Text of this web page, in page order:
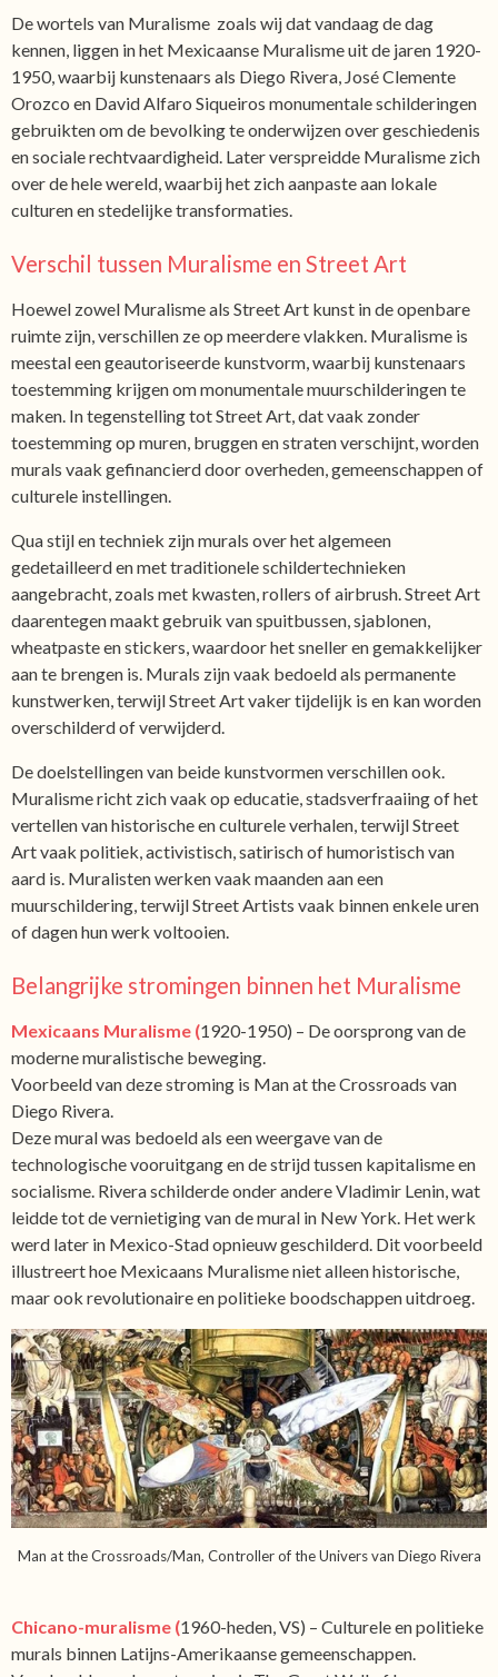
De wortels van Muralisme zoals wij dat vandaag de dag
kennen, liggen in het Mexicaanse Muralisme uit de jaren 1920-
1950, waarbij kunstenaars als Diego Rivera, José Clemente
Orozco en David Alfaro Siqueiros monumentale schilderingen
gebruikten om de bevolking te onderwijzen over geschiedenis
en sociale rechtvaardigheid. Later verspreidde Muralisme zich
over de hele wereld, waarbij het zich aanpaste aan lokale
culturen en stedelijke transformaties.
Verschil tussen Muralisme en Street Art
Hoewel zowel Muralisme als Street Art kunst in de openbare
ruimte zijn, verschillen ze op meerdere vlakken. Muralisme is
meestal een geautoriseerde kunstvorm, waarbij kunstenaars
toestemming krijgen om monumentale muurschilderingen te
maken. In tegenstelling tot Street Art, dat vaak zonder
toestemming op muren, bruggen en straten verschijnt, worden
murals vaak gefinancierd door overheden, gemeenschappen of
culturele instellingen.
Qua stijl en techniek zijn murals over het algemeen
gedetailleerd en met traditionele schildertechnieken
aangebracht, zoals met kwasten, rollers of airbrush. Street Art
daarentegen maakt gebruik van spuitbussen, sjablonen,
wheatpaste en stickers, waardoor het sneller en gemakkelijker
aan te brengen is. Murals zijn vaak bedoeld als permanente
kunstwerken, terwijl Street Art vaker tijdelijk is en kan worden
overschilderd of verwijderd.
De doelstellingen van beide kunstvormen verschillen ook.
Muralisme richt zich vaak op educatie, stadsverfraaiing of het
vertellen van historische en culturele verhalen, terwijl Street
Art vaak politiek, activistisch, satirisch of humoristisch van
aard is. Muralisten werken vaak maanden aan een
muurschildering, terwijl Street Artists vaak binnen enkele uren
of dagen hun werk voltooien.
Belangrijke stromingen binnen het Muralisme
Mexicaans Muralisme (1920-1950) – De oorsprong van de
moderne muralistische beweging.
Voorbeeld van deze stroming is Man at the Crossroads van
Diego Rivera.
Deze mural was bedoeld als een weergave van de
technologische vooruitgang en de strijd tussen kapitalisme en
socialisme. Rivera schilderde onder andere Vladimir Lenin, wat
leidde tot de vernietiging van de mural in New York. Het werk
werd later in Mexico-Stad opnieuw geschilderd. Dit voorbeeld
illustreert hoe Mexicaans Muralisme niet alleen historische,
maar ook revolutionaire en politieke boodschappen uitdroeg.
Man at the Crossroads/Man, Controller of the Univers van Diego Rivera
Chicano-muralisme (1960-heden, VS) – Culturele en politieke
murals binnen Latijns-Amerikaanse gemeenschappen.